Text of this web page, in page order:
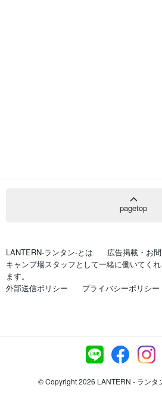
pagetop
LANTERN-ランタン-とは
広告掲載・お
キャンプ場スタッフとして一緒に働いてく
ます。
外部送信ポリシー
プライバシーポリシー
© Copyright 2026 LANTERN - ランタ